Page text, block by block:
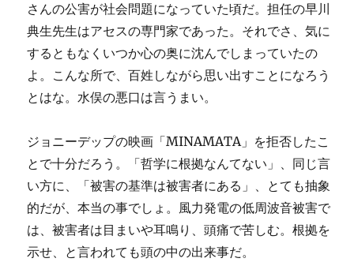
さんの公害が社会問題になっていた頃だ。担任の早川
典生先生はアセスの専門家であった。それでさ、気に
するともなくいつか心の奥に沈んでしまっていたの
よ。こんな所で、百姓しながら思い出すことになろう
とはな。水俣の悪口は言うまい。
ジョニーデップの映画「MINAMATA」を拒否したこ
とで十分だろう。「哲学に根拠なんてない」、同じ言
い方に、「被害の基準は被害者にある」、とても抽象
的だが、本当の事でしょ。風力発電の低周波音被害で
は、被害者は目まいや耳鳴り、頭痛で苦しむ。根拠を
示せ、と言われても頭の中の出来事だ。